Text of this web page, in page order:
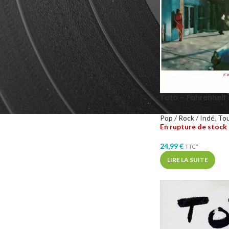
GENRES MUSICAUX
3
4
Toto – Fahrenheit
Pop / Rock / Indé,
En rupture de stock
24,99€ TTC*
LIRE LA SUITE